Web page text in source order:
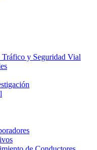
y Seguridad Vial